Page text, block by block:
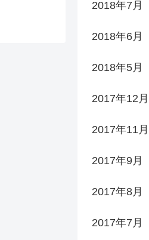
2018年7月
2018年6月
2018年5月
2017年12月
2017年11月
2017年9月
2017年8月
2017年7月